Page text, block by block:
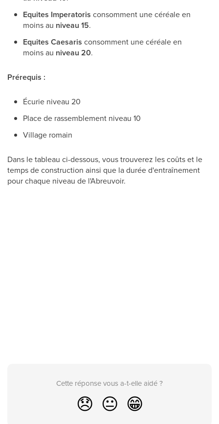
Equites Imperatoris consomment une céréale en
moins au niveau 15.
Equites Caesaris consomment une céréale en
moins au niveau 20.
Prérequis :
Écurie niveau 20
Place de rassemblement niveau 10
Village romain
Dans le tableau ci-dessous, vous trouverez les coûts et le
temps de construction ainsi que la durée d'entraînement
pour chaque niveau de l'Abreuvoir.
Cette réponse vous a-t-elle aidé ?
😞 😐 😁